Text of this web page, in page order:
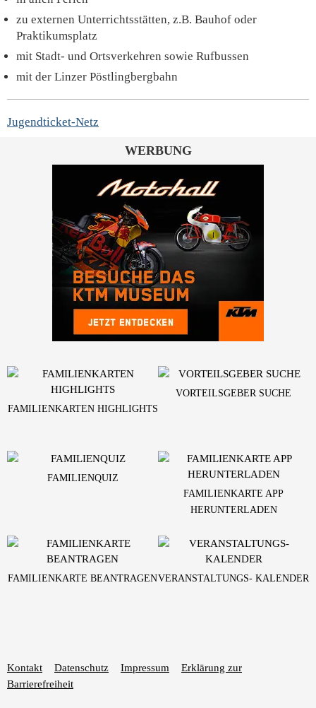
zu externen Unterrichtsstätten, z.B. Bauhof oder
Praktikumsplatz
mit Stadt- und Ortsverkehren sowie Rufbussen
mit der Linzer Pöstlingbergbahn
Jugendticket-Netz
WERBUNG
Kontakt Datenschutz Impressum
Erklärung zur
Barrierefreiheit
FAMILIENKARTEN HIGHLIGHTS
VORTEILSGEBER SUCHE
FAMILIENQUIZ
FAMILIENKARTE APP
HERUNTERLADEN
FAMILIENKARTE BEANTRAGENVERANSTALTUNGS- KALENDER